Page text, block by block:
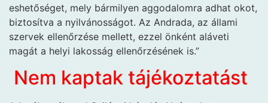
eshetőséget, mely bármilyen aggodalomra adhat okot,
biztosítva a nyilvánosságot. Az Andrada, az állami
szervek ellenőrzése mellett, ezzel önként aláveti
magát a helyi lakosság ellenőrzésének is.”
Nem kaptak tájékoztatást